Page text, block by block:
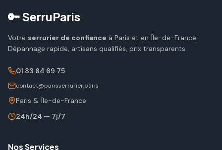
🔑 SerruParis
Votre serrurier de confiance à Paris et en Île-de-France.
Dépannage rapide, artisans qualifiés, prix transparents.
01 83 64 69 75
contact@parisserrurier.paris
Paris & Île-de-France
24h/24 — 7j/7
Nos Services